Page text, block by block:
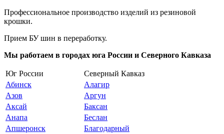
Профессиональное производство изделий из резиновой
крошки.
Прием БУ шин в переработку.
Мы работаем в городах юга России и Северного Кавказа
Юг России
Северный Кавказ
Абинск
Алагир
Азов
Аргун
Аксай
Баксан
Анапа
Беслан
Апшеронск
Благодарный